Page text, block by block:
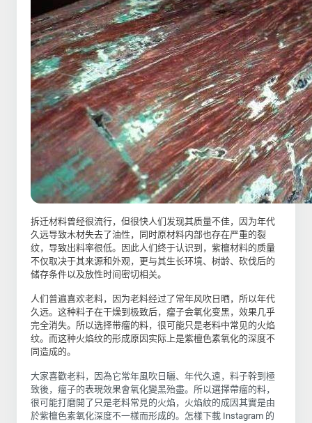
拆迁材料曾经很流行，但很快人们发现其质量不佳，因为年代
久远导致木材失去了油性，同时原材料内部也存在严重的裂
纹，导致出料率很低。因此人们终于认识到，紫檀材料的质量
不仅取决于其来源和外观，更与其生长环境、树龄、砍伐后的
储存条件以及放性时间密切相关。
人们普遍喜欢老料，因为老料经过了常年风吹日晒，所以年代
久远。这种料子在干燥到极致后，瘤子会氧化变黑，效果几乎
完全消失。所以选择带瘤的料，很可能只是老料中常见的火焰
纹。而这种火焰纹的形成原因实际上是紫檀色素氧化的深度不
同造成的。
大家喜歡老料，因為它常年風吹日曬、年代久遠，料子幹到極
致後，瘤子的表現效果會氧化變黑殆盡。所以選擇帶瘤的料，
很可能打磨開了只是老料常見的火焰，火焰紋的成因其實是由
於紫檀色素氧化深度不一樣而形成的。怎樣下載 Instagram 的